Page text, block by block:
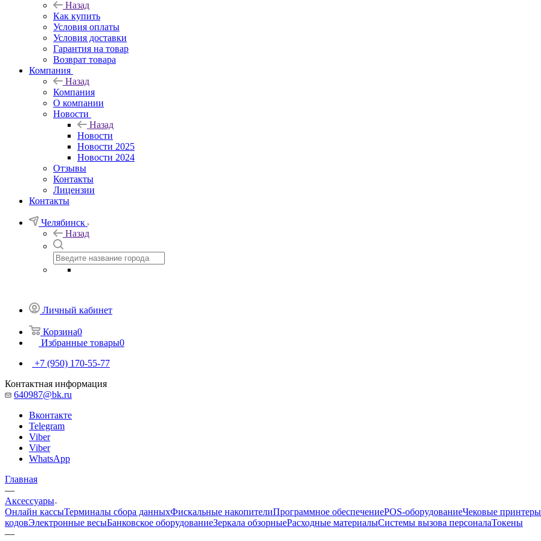
Назад
Как купить
Условия оплаты
Условия доставки
Гарантия на товар
Возврат товара
Компания
Назад
Компания
О компании
Новости
Назад
Новости
Новости 2025
Новости 2024
Отзывы
Контакты
Лицензии
Контакты
Челябинск
Назад
Личный кабинет
Корзина0
Избранные товары0
+7 (950) 170-55-77
Контактная информация
640987@bk.ru
Вконтакте
Telegram
Viber
Viber
WhatsApp
Главная
—
Аксессуары
Онлайн кассыТерминалы сбора данныхФискальные накопителиПрограммное обеспечениеPOS-оборудованиеЧековые принтеры
кодовЭлектронные весыБанковское оборудованиеЗеркала обзорныеРасходные материалыСистемы вызова персоналаТокены
—